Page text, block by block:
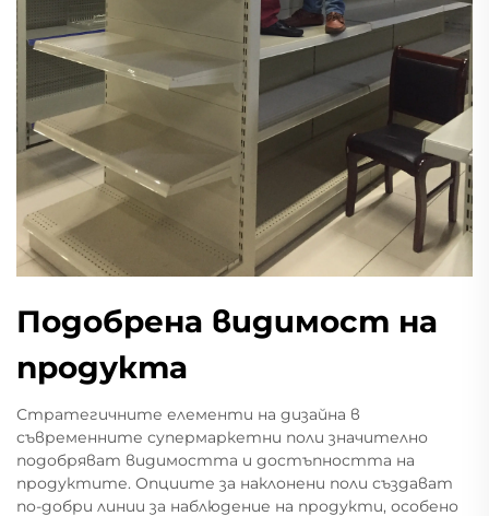
Подобрена видимост на
продукта
Стратегичните елементи на дизайна в
съвременните супермаркетни поли значително
подобряват видимостта и достъпността на
продуктите. Опциите за наклонени поли създават
по-добри линии за наблюдение на продукти, особено